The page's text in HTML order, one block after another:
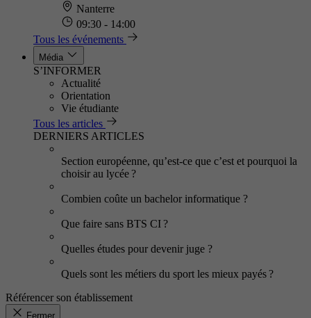
Nanterre
09:30 - 14:00
Tous les événements
Média
S’INFORMER
Actualité
Orientation
Vie étudiante
Tous les articles
DERNIERS ARTICLES
Section européenne, qu’est-ce que c’est et pourquoi la
choisir au lycée ?
Combien coûte un bachelor informatique ?
Que faire sans BTS CI ?
Quelles études pour devenir juge ?
Quels sont les métiers du sport les mieux payés ?
Référencer son établissement
Fermer